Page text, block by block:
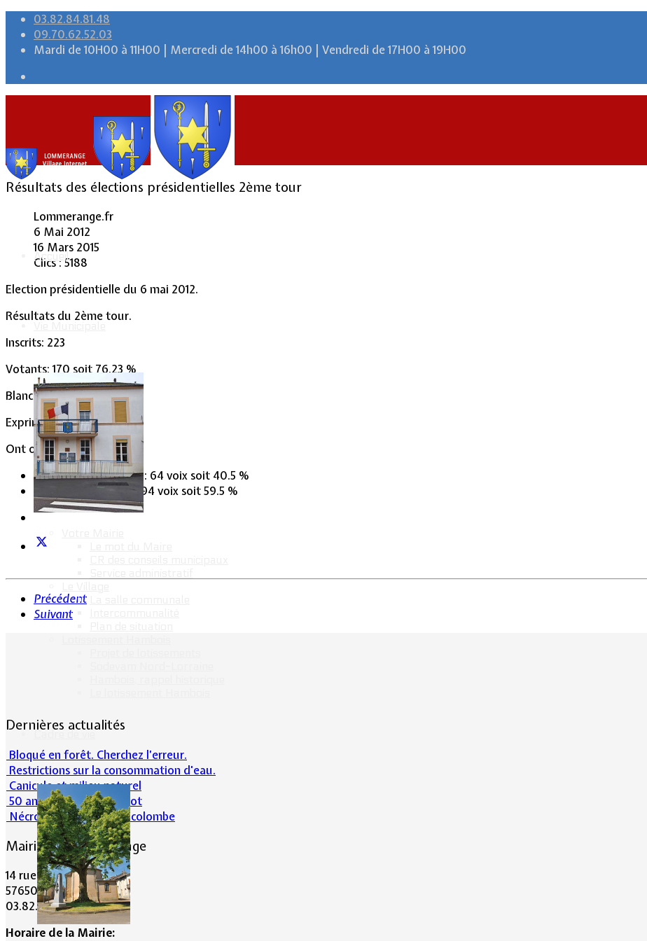
03.82.84.81.48
09.70.62.52.03
Mardi de 10H00 à 11H00 | Mercredi de 14h00 à 16h00 | Vendredi de 17H00 à 19H00
Accueil
Cadre de vie
Résultats des élections présidentielles 2ème tour
Lommerange.fr
6 Mai 2012
16 Mars 2015
Clics : 5188
Election présidentielle du 6 mai 2012.
Résultats du 2ème tour.
Inscrits: 223
Votants: 170 soit 76.23 %
Blancs/nuls: 12
Exprimés: 158
Ont obtenu :
François HOLLANDE: 64 voix soit 40.5 %
Nicolas SARKOZY : 94 voix soit 59.5 %
Précédent
Suivant
Dernières actualités
Bloqué en forêt. Cherchez l’erreur.
Restrictions sur la consommation d'eau.
Canicule et milieu naturel
50 ans d’histoires de foot
Nécrologie : Norbert Lacolombe
Mairie de Lommerange
14 rue Maréchal Joffre
57650 LOMMERANGE
03.82.84.81.48
Horaire de la Mairie: